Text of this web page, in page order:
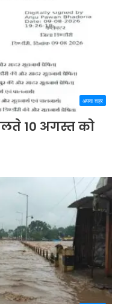
अपना शहर
10 अगस्त को